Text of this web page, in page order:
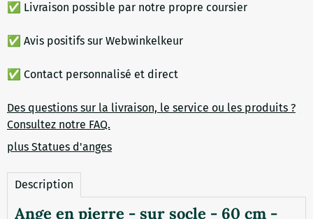
✅ Livraison possible par notre propre coursier
✅ Avis positifs sur Webwinkelkeur
✅ Contact personnalisé et direct
Des questions sur la livraison, le service ou les produits ?
Consultez notre FAQ.
plus Statues d'anges
Description
Ange en pierre - sur socle - 60 cm -